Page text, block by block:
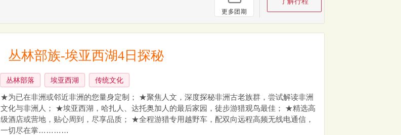
更多团期
丛林部族-埃亚西湖4日探秘
丛林部落 埃亚西湖 传统文化
★为已在非洲或邻近非洲的您量身定制； ★聚焦人文，深度探秘非洲古老族群，尝试解读非洲
文化与非洲人； ★埃亚西湖，哈扎人、达托奥加人的最后家园，徒步游猎观鸟最佳； ★精选高
级酒店或营地，贴心周到，尽享品质； ★全程游猎专用越野车，配双向远程高频无线电通信，
一切尽在掌…………